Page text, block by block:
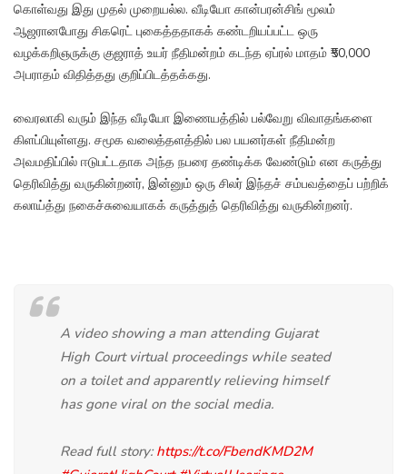
கொள்வது இது முதல் முறையல்ல. வீடியோ கான்பரன்சிங் மூலம்
ஆஜரானபோது சிகரெட் புகைத்ததாகக் கண்டறியப்பட்ட ஒரு
வழக்கறிஞருக்கு குஜராத் உயர் நீதிமன்றம் கடந்த ஏப்ரல் மாதம் ₹50,000
அபராதம் விதித்தது குறிப்பிடத்தக்கது.
வைரலாகி வரும் இந்த வீடியோ இணையத்தில் பல்வேறு விவாதங்களை
கிளப்பியுள்ளது. சமூக வலைத்தளத்தில் பல பயனர்கள் நீதிமன்ற
அவமதிப்பில் ஈடுபட்டதாக அந்த நபரை தண்டிக்க வேண்டும் என கருத்து
தெரிவித்து வருகின்றனர், இன்னும் ஒரு சிலர் இந்தச் சம்பவத்தைப் பற்றிக்
கலாய்த்து நகைச்சுவையாகக் கருத்துத் தெரிவித்து வருகின்றனர்.
A video showing a man attending Gujarat
High Court virtual proceedings while seated
on a toilet and apparently relieving himself
has gone viral on the social media.
Read full story:https://t.co/FbendKMD2M